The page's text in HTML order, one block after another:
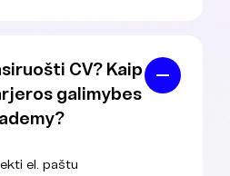
CV? Kaip
galimybes
el. paštu